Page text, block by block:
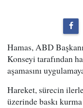
Hamas, ABD
Konseyi tarafından
aşamasını
Hareket, sürecin
üzerinde baskı